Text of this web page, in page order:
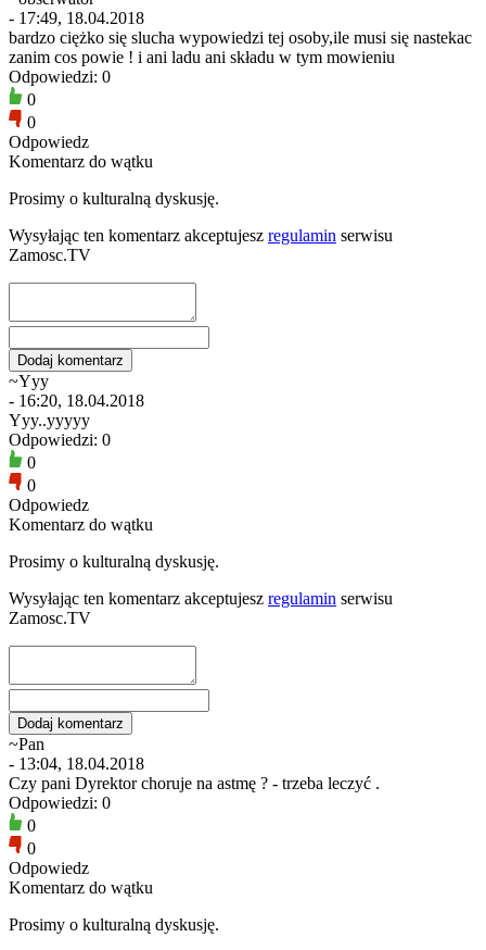
- 17:49, 18.04.2018
bardzo ciężko się slucha wypowiedzi tej osoby,ile musi się nastekac
zanim cos powie ! i ani ladu ani składu w tym mowieniu
Odpowiedzi: 0
0
0
Odpowiedz
Komentarz do wątku
Prosimy o kulturalną dyskusję.
Wysyłając ten komentarz akceptujesz regulamin serwisu
Zamosc.TV
~Yyy
- 16:20, 18.04.2018
Yyy..yyyyy
Odpowiedzi: 0
0
0
Odpowiedz
Komentarz do wątku
Prosimy o kulturalną dyskusję.
Wysyłając ten komentarz akceptujesz regulamin serwisu
Zamosc.TV
~Pan
- 13:04, 18.04.2018
Czy pani Dyrektor choruje na astmę ? - trzeba leczyć .
Odpowiedzi: 0
0
0
Odpowiedz
Komentarz do wątku
Prosimy o kulturalną dyskusję.